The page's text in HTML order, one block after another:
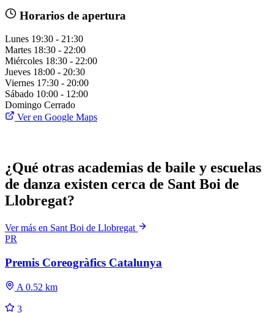
Horarios de apertura
Lunes 19:30 - 21:30
Martes 18:30 - 22:00
Miércoles 18:30 - 22:00
Jueves 18:00 - 20:30
Viernes 17:30 - 20:00
Sábado 10:00 - 12:00
Domingo Cerrado
Ver en Google Maps
¿Qué otras academias de baile y escuelas
de danza existen cerca de Sant Boi de
Llobregat?
Ver más en Sant Boi de Llobregat
PR
Premis Coreogràfics Catalunya
A 0.52 km
3